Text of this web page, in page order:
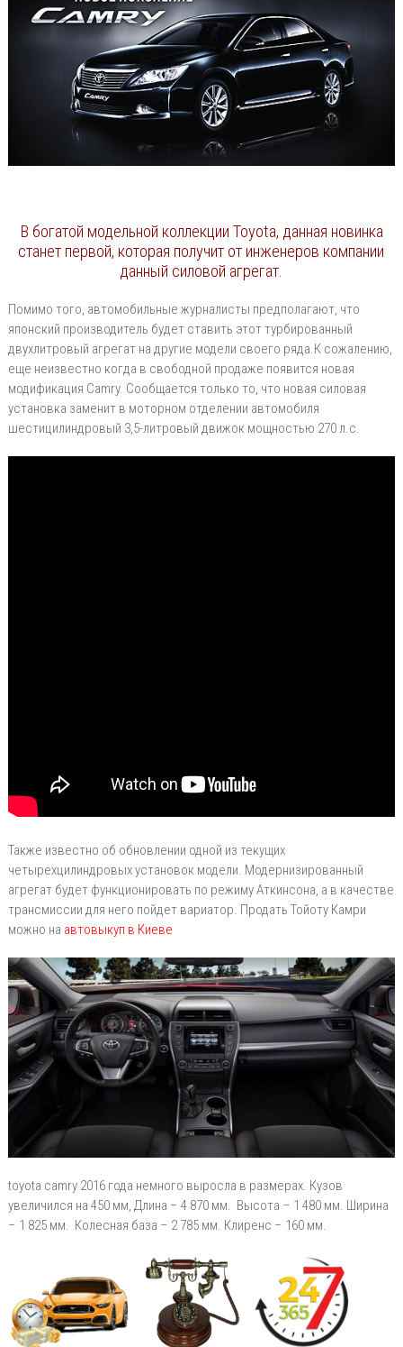
В богатой модельной коллекции Toyota, данная новинка
станет первой, которая получит от инженеров компании
данный силовой агрегат.
Помимо того, автомобильные журналисты предполагают, что
японский производитель будет ставить этот турбированный
двухлитровый агрегат на другие модели своего ряда.К сожалению,
еще неизвестно когда в свободной продаже появится новая
модификация Camry. Сообщается только то, что новая силовая
установка заменит в моторном отделении автомобиля
шестицилиндровый 3,5-литровый движок мощностью 270 л.с.
Также известно об обновлении одной из текущих
четырехцилиндровых установок модели. Модернизированный
агрегат будет функционировать по режиму Аткинсона, а в качестве
трансмиссии для него пойдет вариатор. Продать Тойоту Камри
можно на автовыкуп в Киеве
toyota camry 2016 года немного выросла в размерах. Кузов
увеличился на 450 мм, Длина – 4 870 мм. Высота – 1 480 мм. Ширина
– 1 825 мм. Колесная база – 2 785 мм. Клиренс – 160 мм.